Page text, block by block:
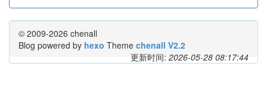
© 2009-2026 chenall
Blog powered by hexo Theme chenall V2.2
更新时间: 2026-05-28 08:17:44